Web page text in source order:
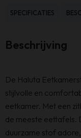
SPECIFICATIES
Beschrijving
De Haluta
stijlvolle en
eetkamer. Met een
de meeste eettafels.
duurzame stof